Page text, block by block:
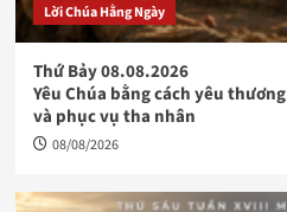
Lời Chúa Hằng Ngày
Thứ Bảy 08.08.2026
Yêu Chúa bằng cách yêu thương
và phục vụ tha nhân
08/08/2026